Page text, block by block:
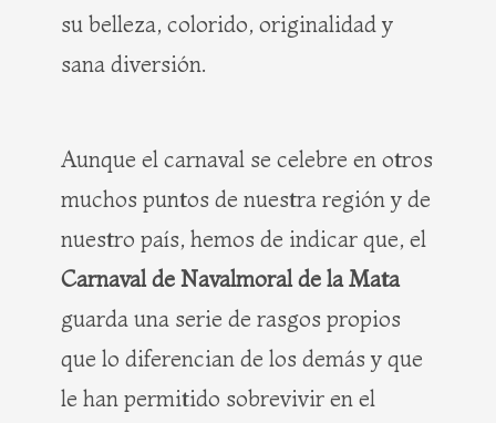
su belleza, colorido, originalidad y
sana diversión.
Aunque el carnaval se celebre en otros
muchos puntos de nuestra región y de
nuestro país, hemos de indicar que, el
Carnaval de Navalmoral de la Mata
guarda una serie de rasgos propios
que lo diferencian de los demás y que
le han permitido sobrevivir en el